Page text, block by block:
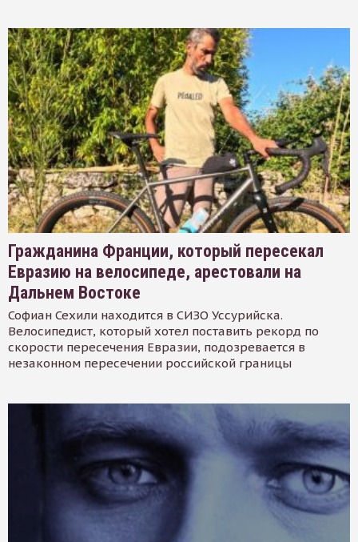
Гражданина Франции, который пересекал
Евразию на велосипеде, арестовали на
Дальнем Востоке
Софиан Сехили находится в СИЗО Уссурийска.
Велосипедист, который хотел поставить рекорд по
скорости пересечения Евразии, подозревается в
незаконном пересечении российской границы